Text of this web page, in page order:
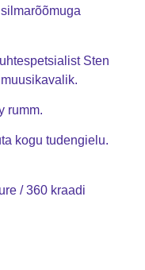
Sten
rumm.
kogu tudengielu.
/ 360 kraadi